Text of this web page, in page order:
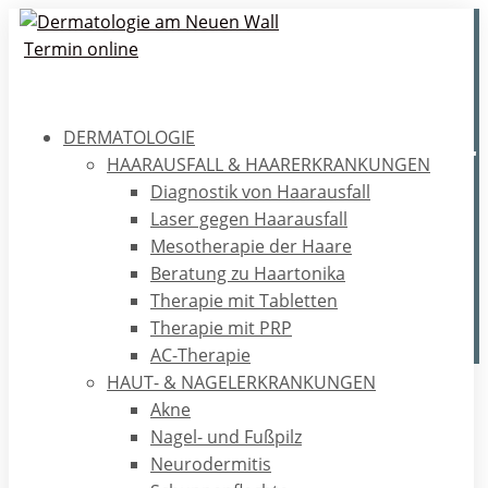
Termin online
DERMATOLOGIE
HAARAUSFALL & HAARERKRANKUNGEN
Diagnostik von Haarausfall
Laser gegen Haarausfall
Mesotherapie der Haare
Beratung zu Haartonika
Therapie mit Tabletten
Therapie mit PRP
AC-Therapie
HAUT- & NAGELERKRANKUNGEN
Akne
Nagel- und Fußpilz
Neurodermitis
Ultraschalluntersuchung der
Venen im Bein
Wie läuft eine Ultraschalluntersuchung der Venen im
Bein ab? Wie geht der Arzt dabei vor? Was muss dabei
beachtet werden? Hier erfahren Sie mehr.
Ratgeber /Venen
Venen im Bein